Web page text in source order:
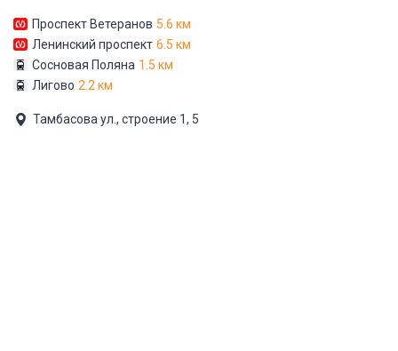
Проспект Ветеранов 5.6 км
Ленинский проспект 6.5 км
Сосновая Поляна 1.5 км
Лигово 2.2 км
Тамбасова ул., строение 1, 5